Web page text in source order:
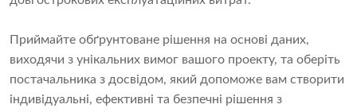
Приймайте обґрунтоване рішення на основі даних,
виходячи з унікальних вимог вашого проекту, та оберіть
постачальника з досвідом, який допоможе вам створити
індивідуальні, ефективні та безпечні рішення з